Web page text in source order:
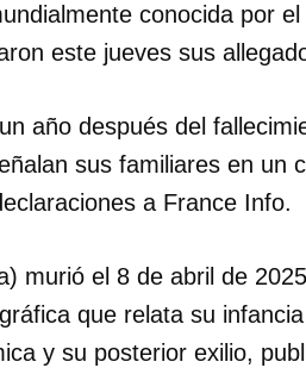
conocida por
este jueves sus
año después del
sus familiares en un
a France Info.
murió el 8 de abril de
que relata su
y su posterior exilio,